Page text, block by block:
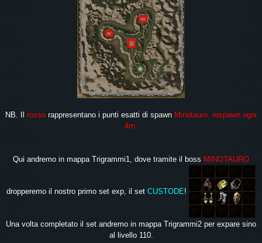
NB. Il rosso rappresentano i punti esatti di spawn Minotauro, respawn ogni
4m.
Qui andremo in mappa Trigrammi1, dove tramite il boss MINOTAURO
dropperemo il nostro primo set exp, il set CUSTODE!
Una volta completato il set andremo in mappa Trigrammi2 per expare sino
al livello 110.